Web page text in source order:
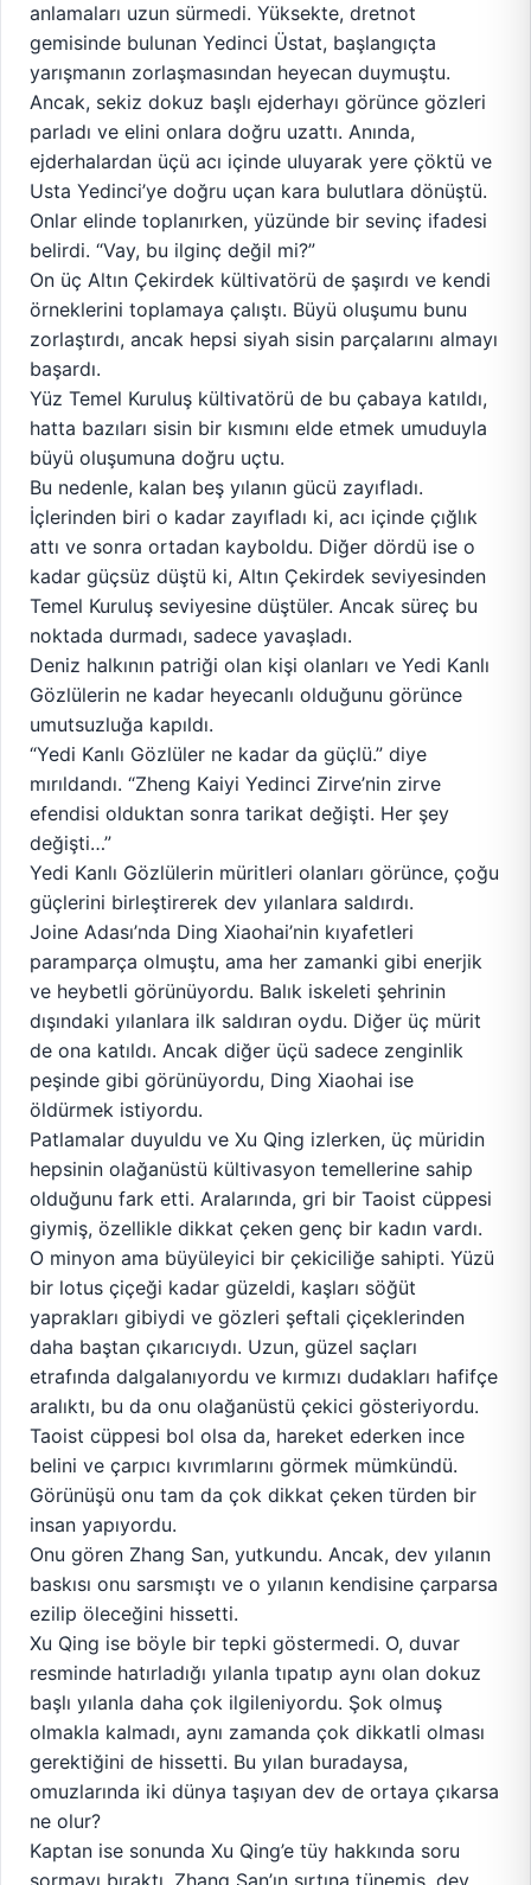
anlamaları uzun sürmedi. Yüksekte, dretnot
gemisinde bulunan Yedinci Üstat, başlangıçta
yarışmanın zorlaşmasından heyecan duymuştu.
Ancak, sekiz dokuz başlı ejderhayı görünce gözleri
parladı ve elini onlara doğru uzattı. Anında,
ejderhalardan üçü acı içinde uluyarak yere çöktü ve
Usta Yedinci’ye doğru uçan kara bulutlara dönüştü.
Onlar elinde toplanırken, yüzünde bir sevinç ifadesi
belirdi. “Vay, bu ilginç değil mi?”
On üç Altın Çekirdek kültivatörü de şaşırdı ve kendi
örneklerini toplamaya çalıştı. Büyü oluşumu bunu
zorlaştırdı, ancak hepsi siyah sisin parçalarını almayı
başardı.
Yüz Temel Kuruluş kültivatörü de bu çabaya katıldı,
hatta bazıları sisin bir kısmını elde etmek umuduyla
büyü oluşumuna doğru uçtu.
Bu nedenle, kalan beş yılanın gücü zayıfladı.
İçlerinden biri o kadar zayıfladı ki, acı içinde çığlık
attı ve sonra ortadan kayboldu. Diğer dördü ise o
kadar güçsüz düştü ki, Altın Çekirdek seviyesinden
Temel Kuruluş seviyesine düştüler. Ancak süreç bu
noktada durmadı, sadece yavaşladı.
Deniz halkının patriği olan kişi olanları ve Yedi Kanlı
Gözlülerin ne kadar heyecanlı olduğunu görünce
umutsuzluğa kapıldı.
“Yedi Kanlı Gözlüler ne kadar da güçlü.” diye
mırıldandı. “Zheng Kaiyi Yedinci Zirve’nin zirve
efendisi olduktan sonra tarikat değişti. Her şey
değişti…”
Yedi Kanlı Gözlülerin müritleri olanları görünce, çoğu
güçlerini birleştirerek dev yılanlara saldırdı.
Joine Adası’nda Ding Xiaohai’nin kıyafetleri
paramparça olmuştu, ama her zamanki gibi enerjik
ve heybetli görünüyordu. Balık iskeleti şehrinin
dışındaki yılanlara ilk saldıran oydu. Diğer üç mürit
de ona katıldı. Ancak diğer üçü sadece zenginlik
peşinde gibi görünüyordu, Ding Xiaohai ise
öldürmek istiyordu.
Patlamalar duyuldu ve Xu Qing izlerken, üç müridin
hepsinin olağanüstü kültivasyon temellerine sahip
olduğunu fark etti. Aralarında, gri bir Taoist cüppesi
giymiş, özellikle dikkat çeken genç bir kadın vardı.
O minyon ama büyüleyici bir çekiciliğe sahipti. Yüzü
bir lotus çiçeği kadar güzeldi, kaşları söğüt
yaprakları gibiydi ve gözleri şeftali çiçeklerinden
daha baştan çıkarıcıydı. Uzun, güzel saçları
etrafında dalgalanıyordu ve kırmızı dudakları hafifçe
aralıktı, bu da onu olağanüstü çekici gösteriyordu.
Taoist cüppesi bol olsa da, hareket ederken ince
belini ve çarpıcı kıvrımlarını görmek mümkündü.
Görünüşü onu tam da çok dikkat çeken türden bir
insan yapıyordu.
Onu gören Zhang San, yutkundu. Ancak, dev yılanın
baskısı onu sarsmıştı ve o yılanın kendisine çarparsa
ezilip öleceğini hissetti.
Xu Qing ise böyle bir tepki göstermedi. O, duvar
resminde hatırladığı yılanla tıpatıp aynı olan dokuz
başlı yılanla daha çok ilgileniyordu. Şok olmuş
olmakla kalmadı, aynı zamanda çok dikkatli olması
gerektiğini de hissetti. Bu yılan buradaysa,
omuzlarında iki dünya taşıyan dev de ortaya çıkarsa
ne olur?
Kaptan ise sonunda Xu Qing’e tüy hakkında soru
sormayı bıraktı. Zhang San’ın sırtına tünemiş, dev